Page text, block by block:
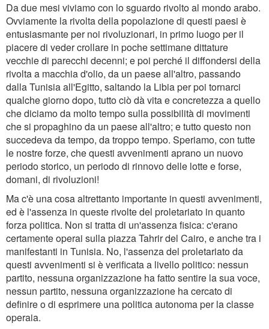
Da due mesi viviamo con lo sguardo rivolto al mondo arabo.
Ovviamente la rivolta della popolazione di questi paesi è
entusiasmante per noi rivoluzionari, in primo luogo per il
piacere di veder crollare in poche settimane dittature
vecchie di parecchi decenni; e poi perché il diffondersi della
rivolta a macchia d'olio, da un paese all'altro, passando
dalla Tunisia all'Egitto, saltando la Libia per poi tornarci
qualche giorno dopo, tutto ciò dà vita e concretezza a quello
che diciamo da molto tempo sulla possibilità di movimenti
che si propaghino da un paese all'altro; e tutto questo non
succedeva da tempo, da troppo tempo. Speriamo, con tutte
le nostre forze, che questi avvenimenti aprano un nuovo
periodo storico, un periodo di rinnovo delle lotte e forse,
domani, di rivoluzioni!
Ma c'è una cosa altrettanto importante in questi avvenimenti,
ed è l'assenza in queste rivolte del proletariato in quanto
forza politica. Non si tratta di un'assenza fisica: c'erano
certamente operai sulla piazza Tahrir del Cairo, e anche tra i
manifestanti in Tunisia. No, l'assenza del proletariato da
questi avvenimenti si è verificata a livello politico: nessun
partito, nessuna organizzazione ha fatto sentire la sua voce,
nessun partito, nessuna organizzazione ha cercato di
definire o di esprimere una politica autonoma per la classe
operaia.